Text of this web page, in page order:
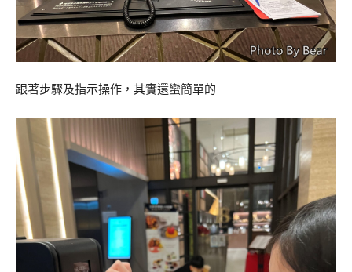
跟著步驟及指示操作，其實還蠻簡單的